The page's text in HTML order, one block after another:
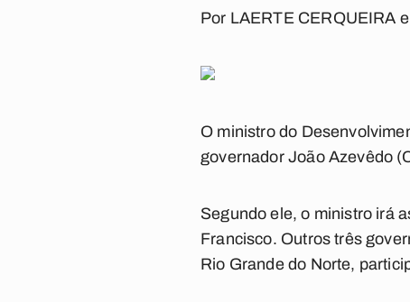
Por LAERTE CERQUEIRA
O ministro do
governador João Azevêdo
Segundo ele, o ministro irá
Francisco. Outros três
Rio Grande do Norte,